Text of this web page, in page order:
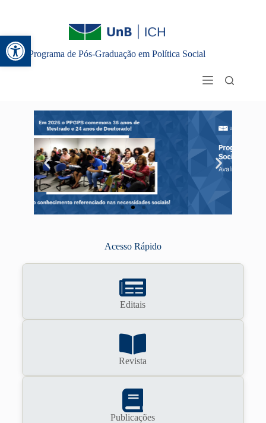
Abrir a barra de ferramentas
Programa de Pós-Graduação em Política Social
Acesso Rápido
Editais
Revista
Publicações